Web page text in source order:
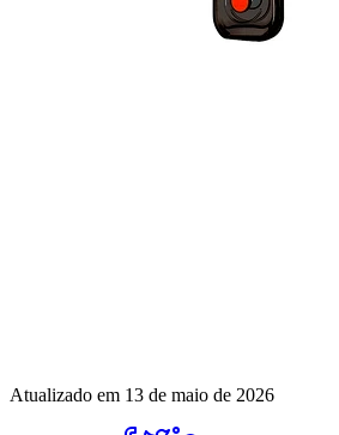
Atualizado em 13 de maio de 2026